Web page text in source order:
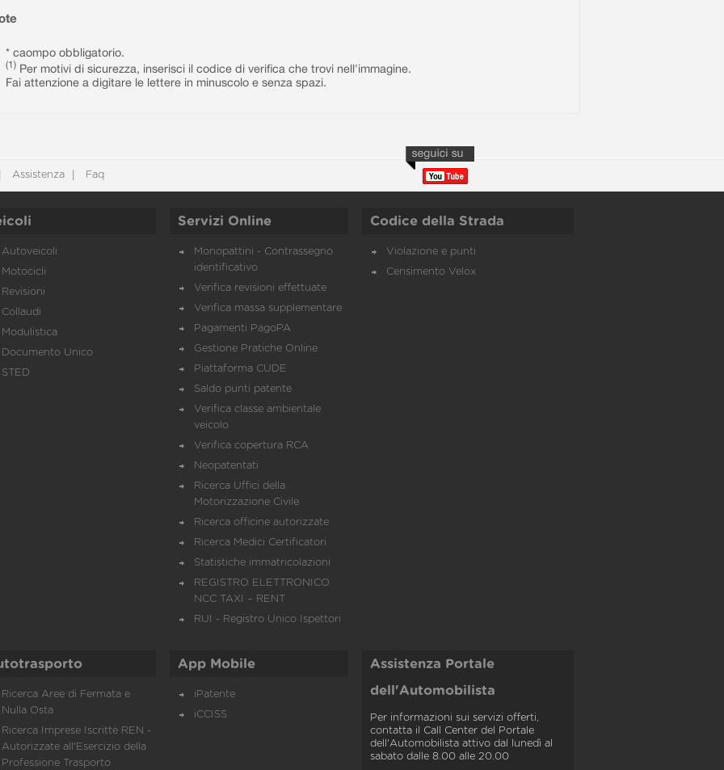
* caompo obbligatorio.
(1) Per motivi di sicurezza, inserisci il codice di verifica che trovi nell'immagine.
Fai attenzione a digitare le lettere in minuscolo e senza spazi.
Assistenza Faq
Autoveicoli
Motocicli
Revisioni
Collaudi
Modulistica
Documento Unico
STED
Servizi Online
Monopattini - Contrassegno
identificativo
Verifica revisioni effettuate
Verifica massa supplementare
Pagamenti PagoPA
Gestione Pratiche Online
Piattaforma CUDE
Saldo punti patente
Verifica classe ambientale
veicolo
Verifica copertura RCA
Neopatentati
Ricerca Uffici della
Motorizzazione Civile
Ricerca officine autorizzate
Ricerca Medici Certificatori
Statistiche immatricolazioni
REGISTRO ELETTRONICO
NCC TAXI – RENT
RUI - Registro Unico Ispettori
Codice della Strada
Violazione e punti
Censimento Velox
Ricerca Aree di Fermata e
Nulla Osta
Ricerca Imprese Iscritte REN -
Autorizzate all'Esercizio della
Professione Trasporto
App Mobile
iPatente
iCCISS
Assistenza Portale
dell'Automobilista
Per informazioni sui servizi offerti,
contatta il Call Center del Portale
dell'Automobilista attivo dal lunedì al
sabato dalle 8.00 alle 20.00